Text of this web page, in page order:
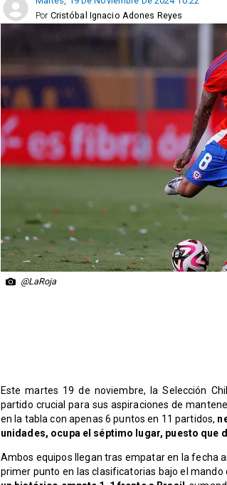
Cristóbal Ignacio Adones Reyes
Por
@LaRoja
Este martes 19 de noviembre, la Selección
partido crucial para sus aspiraciones de
en la tabla con apenas 6 puntos en 11 partidos,
unidades, ocupa el séptimo lugar, puesto que
Ambos equipos llegan tras empatar en la fecha
primer punto en las clasificatorias bajo el mando